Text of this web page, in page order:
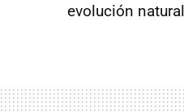
evolución